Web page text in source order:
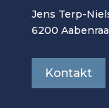
Jens Terp-
6200 Aabenraa
Kontakt